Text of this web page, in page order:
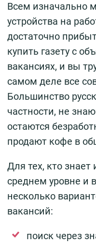
Всем изначально
устройства на
достаточно
купить газету с
вакансиях, и вы
самом деле все
Большинство
частности, не
остаются
продают кофе в
Для тех, кто
среднем уровне и
несколько
вакансий:
поиск через